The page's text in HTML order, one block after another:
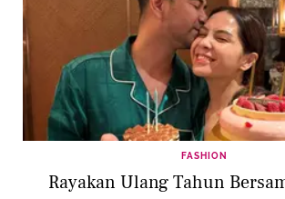
FASHION
Rayakan Ulang Tahun